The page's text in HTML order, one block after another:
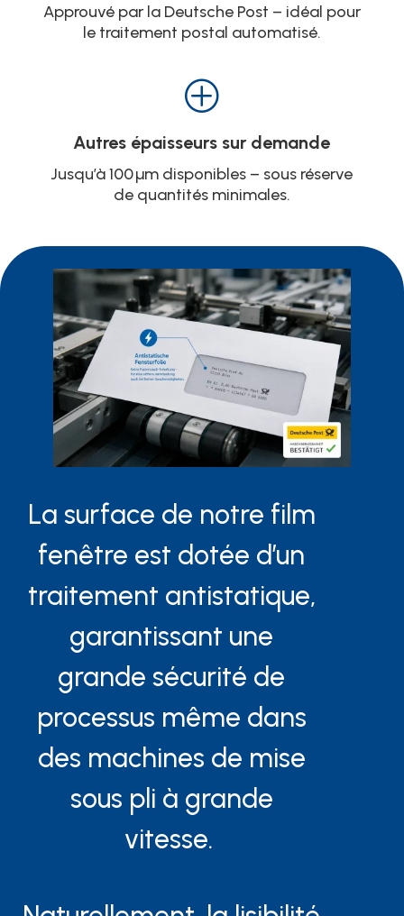
Approuvé par la Deutsche Post – idéal pour
le traitement postal automatisé.
P
Autres épaisseurs sur demande
Jusqu’à 100 µm disponibles – sous réserve
de quantités minimales.
La surface de notre film
fenêtre est dotée d’un
traitement antistatique,
garantissant une
grande sécurité de
processus même dans
des machines de mise
sous pli à grande
vitesse.